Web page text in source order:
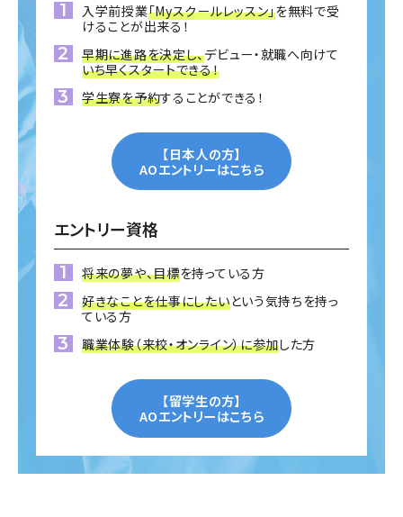
入学前授業「Myスクールレッスン」を無料で受
けることが出来る！
早期に進路を決定し、デビュー・就職へ向けて
いち早くスタートできる！
学生寮を予約することができる！
【日本人の方】
AOエントリーはこちら
エントリー資格
将来の夢や、目標を持っている方
好きなことを仕事にしたいという気持ちを持っ
ている方
職業体験（来校・オンライン）に参加した方
【留学生の方】
AOエントリーはこちら